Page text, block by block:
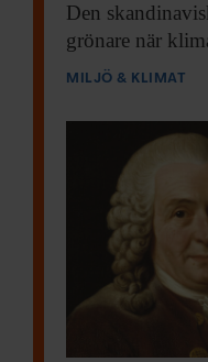
Den
grönare när
MILJÖ & KLIMAT